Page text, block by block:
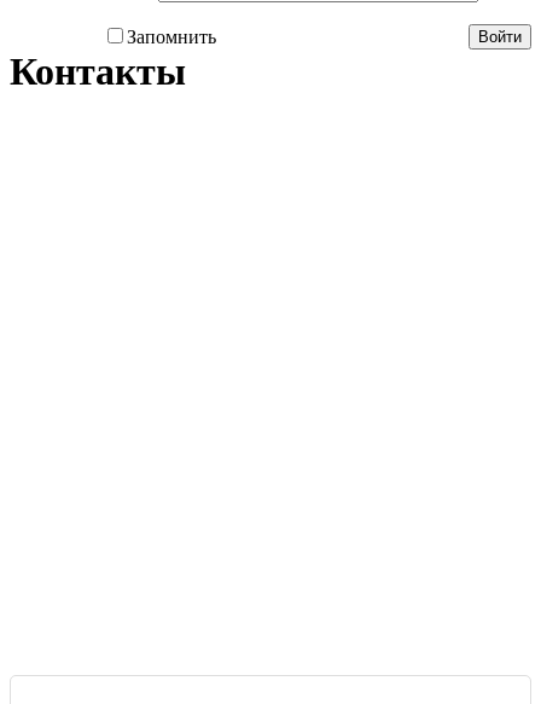
Войти
Запомнить
Контакты